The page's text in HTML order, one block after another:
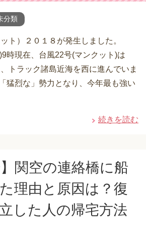
分類
ト）２０１８が発生しました。
時現在、台風22号(マンクット)は
トラック諸島近海を西に進んでいま
猛烈な」勢力となり、今年最も強い
続きを読む
】関空の連絡橋に船
理由と原因は？復
した人の帰宅方法